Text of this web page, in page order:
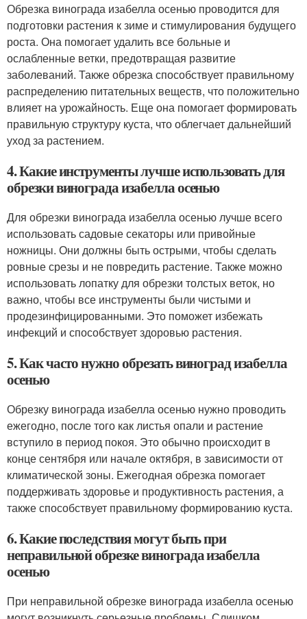
Обрезка винограда изабелла осенью проводится для
подготовки растения к зиме и стимулирования будущего
роста. Она помогает удалить все больные и
ослабленные ветки, предотвращая развитие
заболеваний. Также обрезка способствует правильному
распределению питательных веществ, что положительно
влияет на урожайность. Еще она помогает формировать
правильную структуру куста, что облегчает дальнейший
уход за растением.
4. Какие инструменты лучше использовать для
обрезки винограда изабелла осенью
Для обрезки винограда изабелла осенью лучше всего
использовать садовые секаторы или привойные
ножницы. Они должны быть острыми, чтобы сделать
ровные срезы и не повредить растение. Также можно
использовать лопатку для обрезки толстых веток, но
важно, чтобы все инструменты были чистыми и
продезинфицированными. Это поможет избежать
инфекций и способствует здоровью растения.
5. Как часто нужно обрезать виноград изабелла
осенью
Обрезку винограда изабелла осенью нужно проводить
ежегодно, после того как листья опали и растение
вступило в период покоя. Это обычно происходит в
конце сентября или начале октября, в зависимости от
климатической зоны. Ежегодная обрезка помогает
поддерживать здоровье и продуктивность растения, а
также способствует правильному формированию куста.
6. Какие последствия могут быть при
неправильной обрезке винограда изабелла
осенью
При неправильной обрезке винограда изабелла осенью